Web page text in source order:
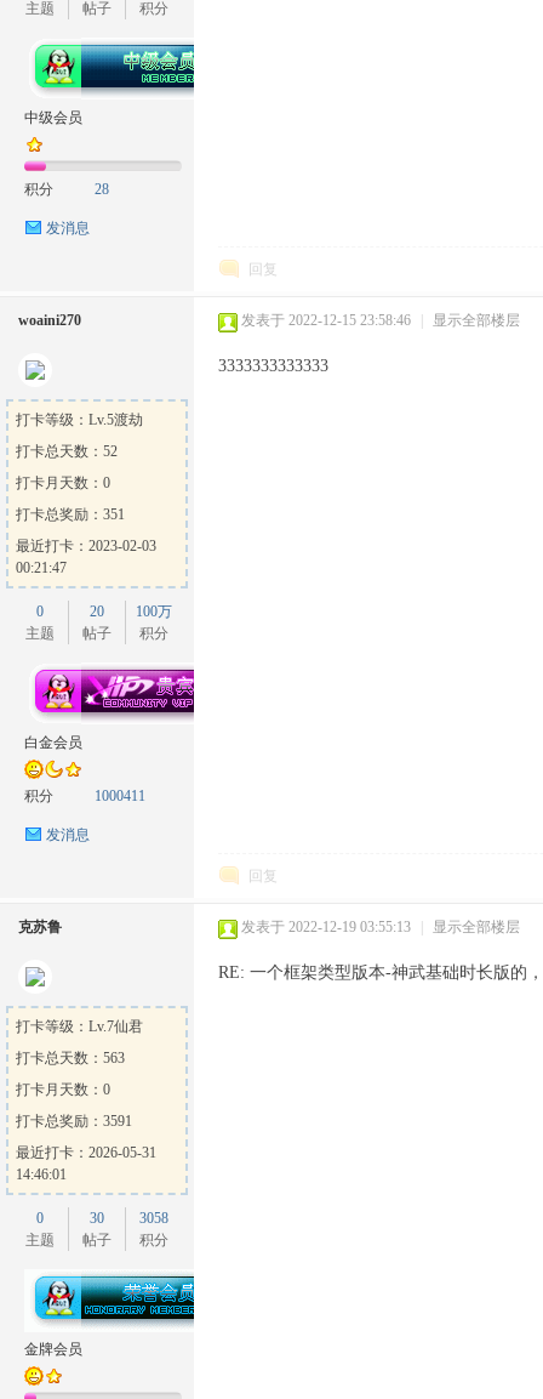
主题 帖子 积分
中级会员
积分 28
发消息
回复
woaini270
打卡等级：Lv.5渡劫
打卡总天数：52
打卡月天数：0
打卡总奖励：351
最近打卡：2023-02-03
00:21:47
0
主题
20
帖子
100万
积分
白金会员
积分 1000411
发消息
发表于 2022-12-15 23:58:46 显示全部楼层
3333333333333
回复
克苏鲁
打卡等级：Lv.7仙君
打卡总天数：563
打卡月天数：0
打卡总奖励：3591
最近打卡：2026-05-31
14:46:01
0
主题
30
帖子
3058
积分
金牌会员
发表于 2022-12-19 03:55:13 显示全部楼层
RE: 一个框架类型版本-神武基础时长版的